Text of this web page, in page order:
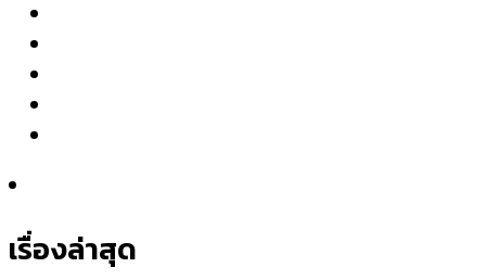
เรื่องล่าสุด